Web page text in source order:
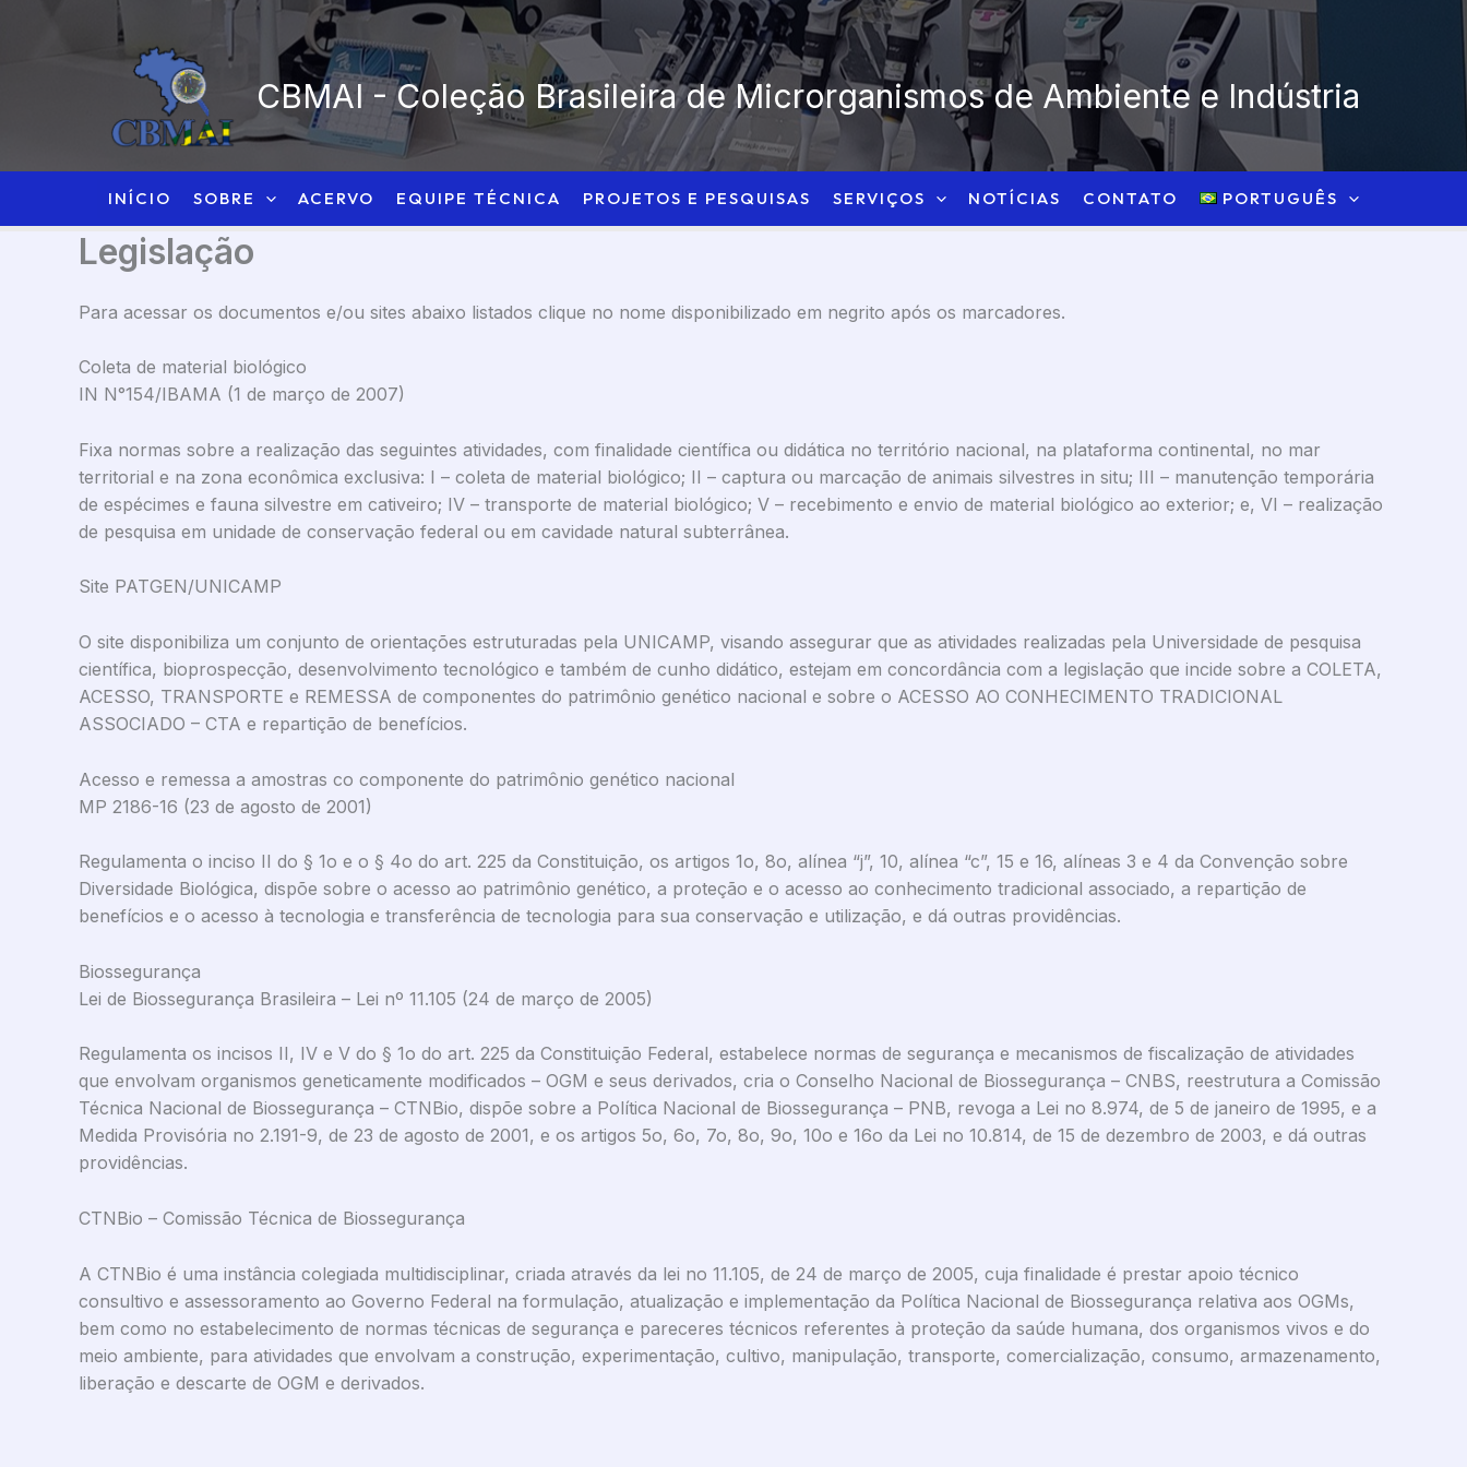
CBMAI - Coleção Brasileira de Microrganismos de Ambiente e Indústria
INÍCIO SOBRE ACERVO EQUIPE TÉCNICA PROJETOS E PESQUISAS SERVIÇOS NOTÍCIAS CONTATO PORTUGUÊS
Legislação
Para acessar os documentos e/ou sites abaixo listados clique no nome disponibilizado em negrito após os marcadores.
Coleta de material biológico
IN N°154/IBAMA (1 de março de 2007)
Fixa normas sobre a realização das seguintes atividades, com finalidade científica ou didática no território nacional, na plataforma continental, no mar
territorial e na zona econômica exclusiva: I – coleta de material biológico; II – captura ou marcação de animais silvestres in situ; III – manutenção temporária
de espécimes e fauna silvestre em cativeiro; IV – transporte de material biológico; V – recebimento e envio de material biológico ao exterior; e, VI – realização
de pesquisa em unidade de conservação federal ou em cavidade natural subterrânea.
Site PATGEN/UNICAMP
O site disponibiliza um conjunto de orientações estruturadas pela UNICAMP, visando assegurar que as atividades realizadas pela Universidade de pesquisa
científica, bioprospecção, desenvolvimento tecnológico e também de cunho didático, estejam em concordância com a legislação que incide sobre a COLETA,
ACESSO, TRANSPORTE e REMESSA de componentes do patrimônio genético nacional e sobre o ACESSO AO CONHECIMENTO TRADICIONAL
ASSOCIADO – CTA e repartição de benefícios.
Acesso e remessa a amostras co componente do patrimônio genético nacional
MP 2186-16 (23 de agosto de 2001)
Regulamenta o inciso II do § 1o e o § 4o do art. 225 da Constituição, os artigos 1o, 8o, alínea “j”, 10, alínea “c”, 15 e 16, alíneas 3 e 4 da Convenção sobre
Diversidade Biológica, dispõe sobre o acesso ao patrimônio genético, a proteção e o acesso ao conhecimento tradicional associado, a repartição de
benefícios e o acesso à tecnologia e transferência de tecnologia para sua conservação e utilização, e dá outras providências.
Biossegurança
Lei de Biossegurança Brasileira – Lei nº 11.105 (24 de março de 2005)
Regulamenta os incisos II, IV e V do § 1o do art. 225 da Constituição Federal, estabelece normas de segurança e mecanismos de fiscalização de atividades
que envolvam organismos geneticamente modificados – OGM e seus derivados, cria o Conselho Nacional de Biossegurança – CNBS, reestrutura a Comissão
Técnica Nacional de Biossegurança – CTNBio, dispõe sobre a Política Nacional de Biossegurança – PNB, revoga a Lei no 8.974, de 5 de janeiro de 1995, e a
Medida Provisória no 2.191-9, de 23 de agosto de 2001, e os artigos 5o, 6o, 7o, 8o, 9o, 10o e 16o da Lei no 10.814, de 15 de dezembro de 2003, e dá outras
providências.
CTNBio – Comissão Técnica de Biossegurança
A CTNBio é uma instância colegiada multidisciplinar, criada através da lei no 11.105, de 24 de março de 2005, cuja finalidade é prestar apoio técnico
consultivo e assessoramento ao Governo Federal na formulação, atualização e implementação da Política Nacional de Biossegurança relativa aos OGMs,
bem como no estabelecimento de normas técnicas de segurança e pareceres técnicos referentes à proteção da saúde humana, dos organismos vivos e do
meio ambiente, para atividades que envolvam a construção, experimentação, cultivo, manipulação, transporte, comercialização, consumo, armazenamento,
liberação e descarte de OGM e derivados.